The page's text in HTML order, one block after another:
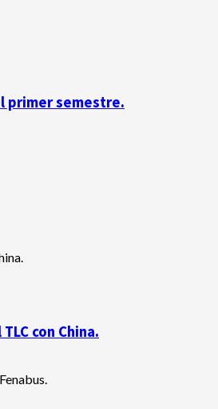
primer semestre.
con China.